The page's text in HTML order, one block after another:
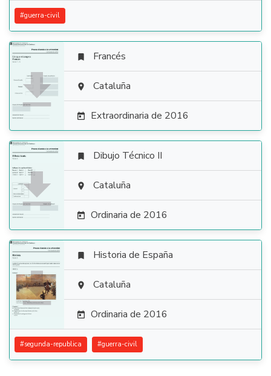
#guerra-civil

 Francés
 Cataluña
 Extraordinaria de 2016

 Dibujo Técnico II
 Cataluña
 Ordinaria de 2016

 Historia de España
 Cataluña
 Ordinaria de 2016
#segunda-republica #guerra-civil